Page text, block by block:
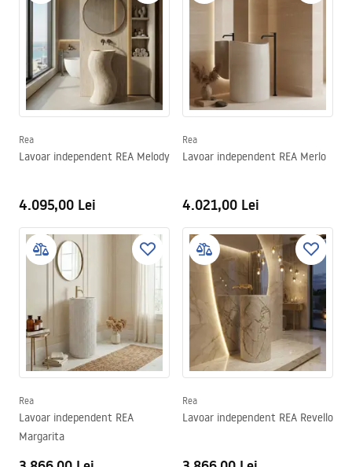
Rea
Lavoar independent REA Melody
4.095,00 Lei
Rea
Lavoar independent REA Merlo
4.021,00 Lei
Rea
Lavoar independent REA
Margarita
Rea
Lavoar independent REA Revello